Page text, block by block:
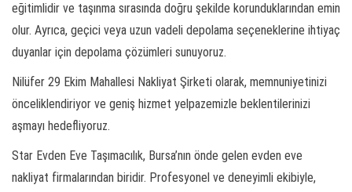
eğitimlidir ve taşınma sırasında doğru şekilde korunduklarından emin
olur. Ayrıca, geçici veya uzun vadeli depolama seçeneklerine ihtiyaç
duyanlar için depolama çözümleri sunuyoruz.
Nilüfer 29 Ekim Mahallesi Nakliyat Şirketi olarak, memnuniyetinizi
önceliklendiriyor ve geniş hizmet yelpazemizle beklentilerinizi
aşmayı hedefliyoruz.
Star Evden Eve Taşımacılık, Bursa’nın önde gelen evden eve
nakliyat firmalarından biridir. Profesyonel ve deneyimli ekibiyle,